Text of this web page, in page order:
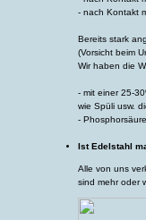
- nach Kontakt
Bereits stark
(Vorsicht beim
Wir haben die
- mit einer 25-
wie Spüli usw.
-
Ist Edelstahl
Alle von uns
sind mehr oder